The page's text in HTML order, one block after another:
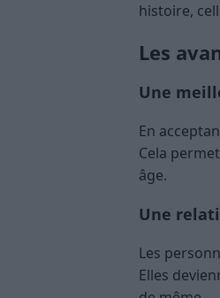
histoire,
Les
Une
En
Cela
âge.
Une
Les
Elles